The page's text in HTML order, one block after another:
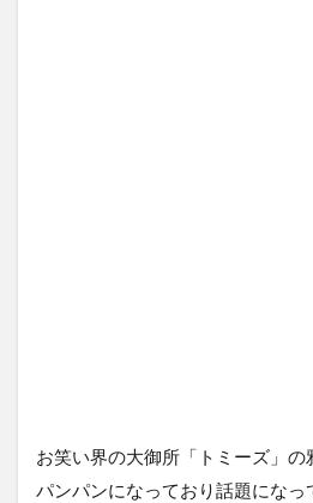
お笑い界の大御所「トミーズ」の
パンパンになっており話題になっ